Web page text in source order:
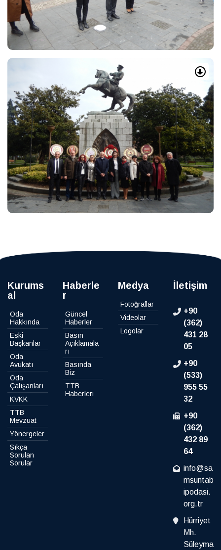
Kurums
al
Oda
Hakkında
Eski
Başkanlar
Oda
Avukatı
Oda
Çalışanları
KVKK
TTB
Mevzuat
Yönergeler
Sıkça
Sorulan
Sorular
Haberle
r
Güncel
Haberler
Basın
Açıklamala
rı
Basında
Biz
TTB
Haberleri
Medya
Fotoğraflar
Videolar
Logolar
İletişim
+90
(362)
431 28
05
+90
(533)
955 55
32
+90
(362)
432 89
64
info@sa
msuntab
ipodasi.
org.tr
Hürriyet
Mh.
Süleyma